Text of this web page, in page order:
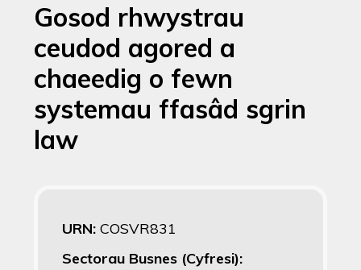
Gosod rhwystrau
ceudod agored a
chaeedig o fewn
systemau ffasâd sgrin
law
URN: COSVR831
Sectorau Busnes (Cyfresi):